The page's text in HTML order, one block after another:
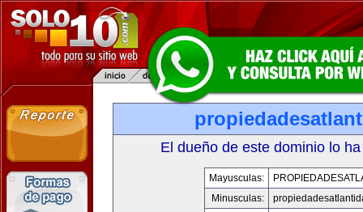
El dueño de este dominio lo
Mayusculas:
Minusculas: